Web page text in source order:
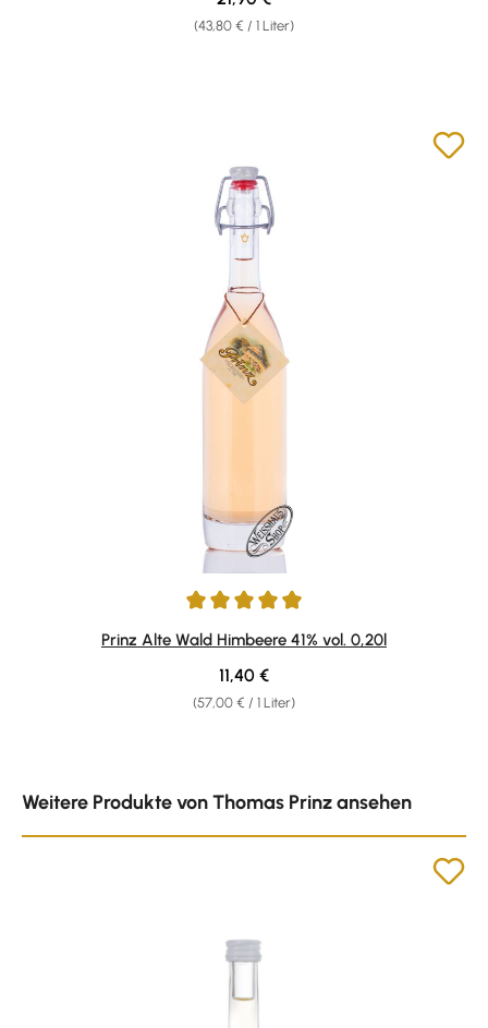
(43,80 € / 1 Liter)
Durchschnittliche Bewertung von 4.88 von 5 Sternen
Prinz Alte Wald Himbeere 41% vol. 0,20l
(57,00 € / 1 Liter)
Regulärer Preis:
11,40 €
Weitere Produkte von Thomas Prinz ansehen